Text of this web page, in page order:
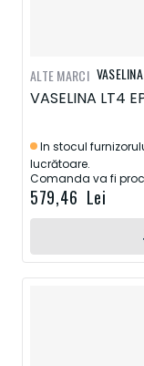
VASELINA LT4
In stocul
lucrătoare.
Comanda va fi
579,46 Lei
ALTE MARCI